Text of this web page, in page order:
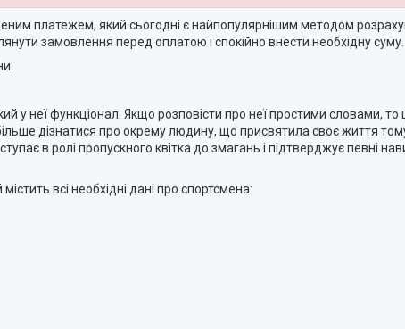
платежем, який сьогодні є найпопулярнішим методом
замовлення перед оплатою і спокійно внести необхідну суму.
у неї функціонал. Якщо розповісти про неї простими словами, то
дізнатися про окрему людину, що присвятила своє життя
в ролі пропускного квітка до змагань і підтверджує певні
всі необхідні дані про спортсмена: